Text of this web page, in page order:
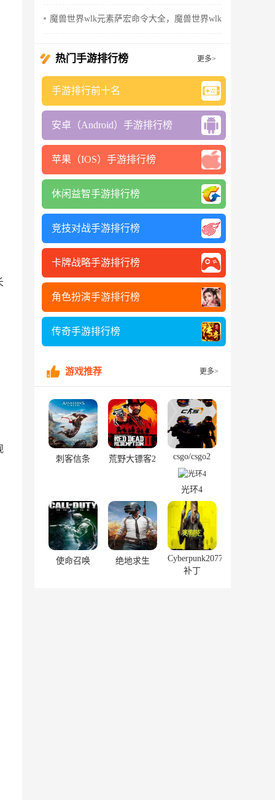
魔兽世界wlk元素萨宏命令大全，魔兽世界wlk元素萨输出手
热门手游排行榜 更多>
手游排行前十名
安卓（Android）手游排行榜
苹果（IOS）手游排行榜
休闲益智手游排行榜
竞技对战手游排行榜
卡牌战略手游排行榜
角色扮演手游排行榜
传奇手游排行榜
游戏推荐 更多>
刺客信条 荒野大镖客2 csgo/csgo2
光环4
使命召唤 绝地求生
Cyberpunk2077
补丁